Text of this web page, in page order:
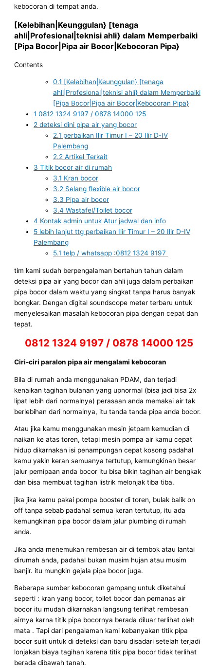
kebocoran di tempat anda.
[Kelebihan|Keunggulan} [tenaga
ahli|Profesional|teknisi ahli} dalam Memperbaiki
[Pipa Bocor|Pipa air Bocor|Kebocoran Pipa}
Contents
0.1 [Kelebihan|Keunggulan} [tenaga
ahli|Profesional|teknisi ahli} dalam Memperbaiki
[Pipa Bocor|Pipa air Bocor|Kebocoran Pipa}
1 0812 1324 9197 / 0878 14000 125
2 deteksi dini pipa air yang bocor
2.1 perbaikan Ilir Timur I – 20 Ilir D-IV
Palembang
2.2 Artikel Terkait
3 Titik bocor air di rumah
3.1 Kran bocor
3.2 Selang flexible air bocor
3.3 Pipa air bocor
3.4 Wastafel/Toilet bocor
4 Kontak admin untuk Atur jadwal dan info
5 lebih lanjut ttg perbaikan Ilir Timur I – 20 Ilir D-IV
Palembang
5.1 telp / whatsapp :0812 1324 9197
tim kami sudah berpengalaman bertahun tahun dalam
deteksi pipa air yang bocor dan ahli juga dalam perbaikan
pipa bocor dalam waktu yang singkat tanpa harus banyak
bongkar. Dengan digital soundscope meter terbaru untuk
menyelesaikan masalah kebocoran pipa dengan cepat dan
tepat.
0812 1324 9197 / 0878 14000 125
Ciri-ciri paralon pipa air mengalami kebocoran
Bila di rumah anda menggunakan PDAM, dan terjadi
kenaikan tagihan bulanan yang upnormal (bisa jadi bisa 2x
lipat lebih dari normalnya) perasaan anda memakai air tak
berlebihan dari normalnya, itu tanda tanda pipa anda bocor.
Atau jika kamu menggunakan mesin jetpam kemudian di
naikan ke atas toren, tetapi mesin pompa air kamu cepat
hidup dikarnakan isi penampungan cepat kosong padahal
kamu yakin keran semuanya tertutup, kemungkinan besar
jalur pemipaan anda bocor itu bisa bikin tagihan air bengkak
dan bisa membuat tagihan listrik melonjak tiba tiba.
jika jika kamu pakai pompa booster di toren, bulak balik on
off tanpa sebab padahal semua keran tertutup, itu ada
kemungkinan pipa bocor dalam jalur plumbing di rumah
anda.
Jika anda menemukan rembesan air di tembok atau lantai
dirumah anda, padahal bukan musim hujan atau musim
banjir. itu mungkin gejala pipa bocor juga.
Beberapa sumber kebocoran gampang untuk diketahui
seperti : kran yang bocor, toilet bocor dan pemanas air
bocor itu mudah dikarnakan langsung terlihat rembesan
airnya karna titik pipa bocornya berada diluar terlihat oleh
mata . Tapi dari pengalaman kami kebanyakan titik pipa
bocor sulit untuk di deteksi dan baru disadari setelah terjadi
lonjakan biaya tagihan karena titik pipa bocor tidak terlihat
berada dibawah tanah.